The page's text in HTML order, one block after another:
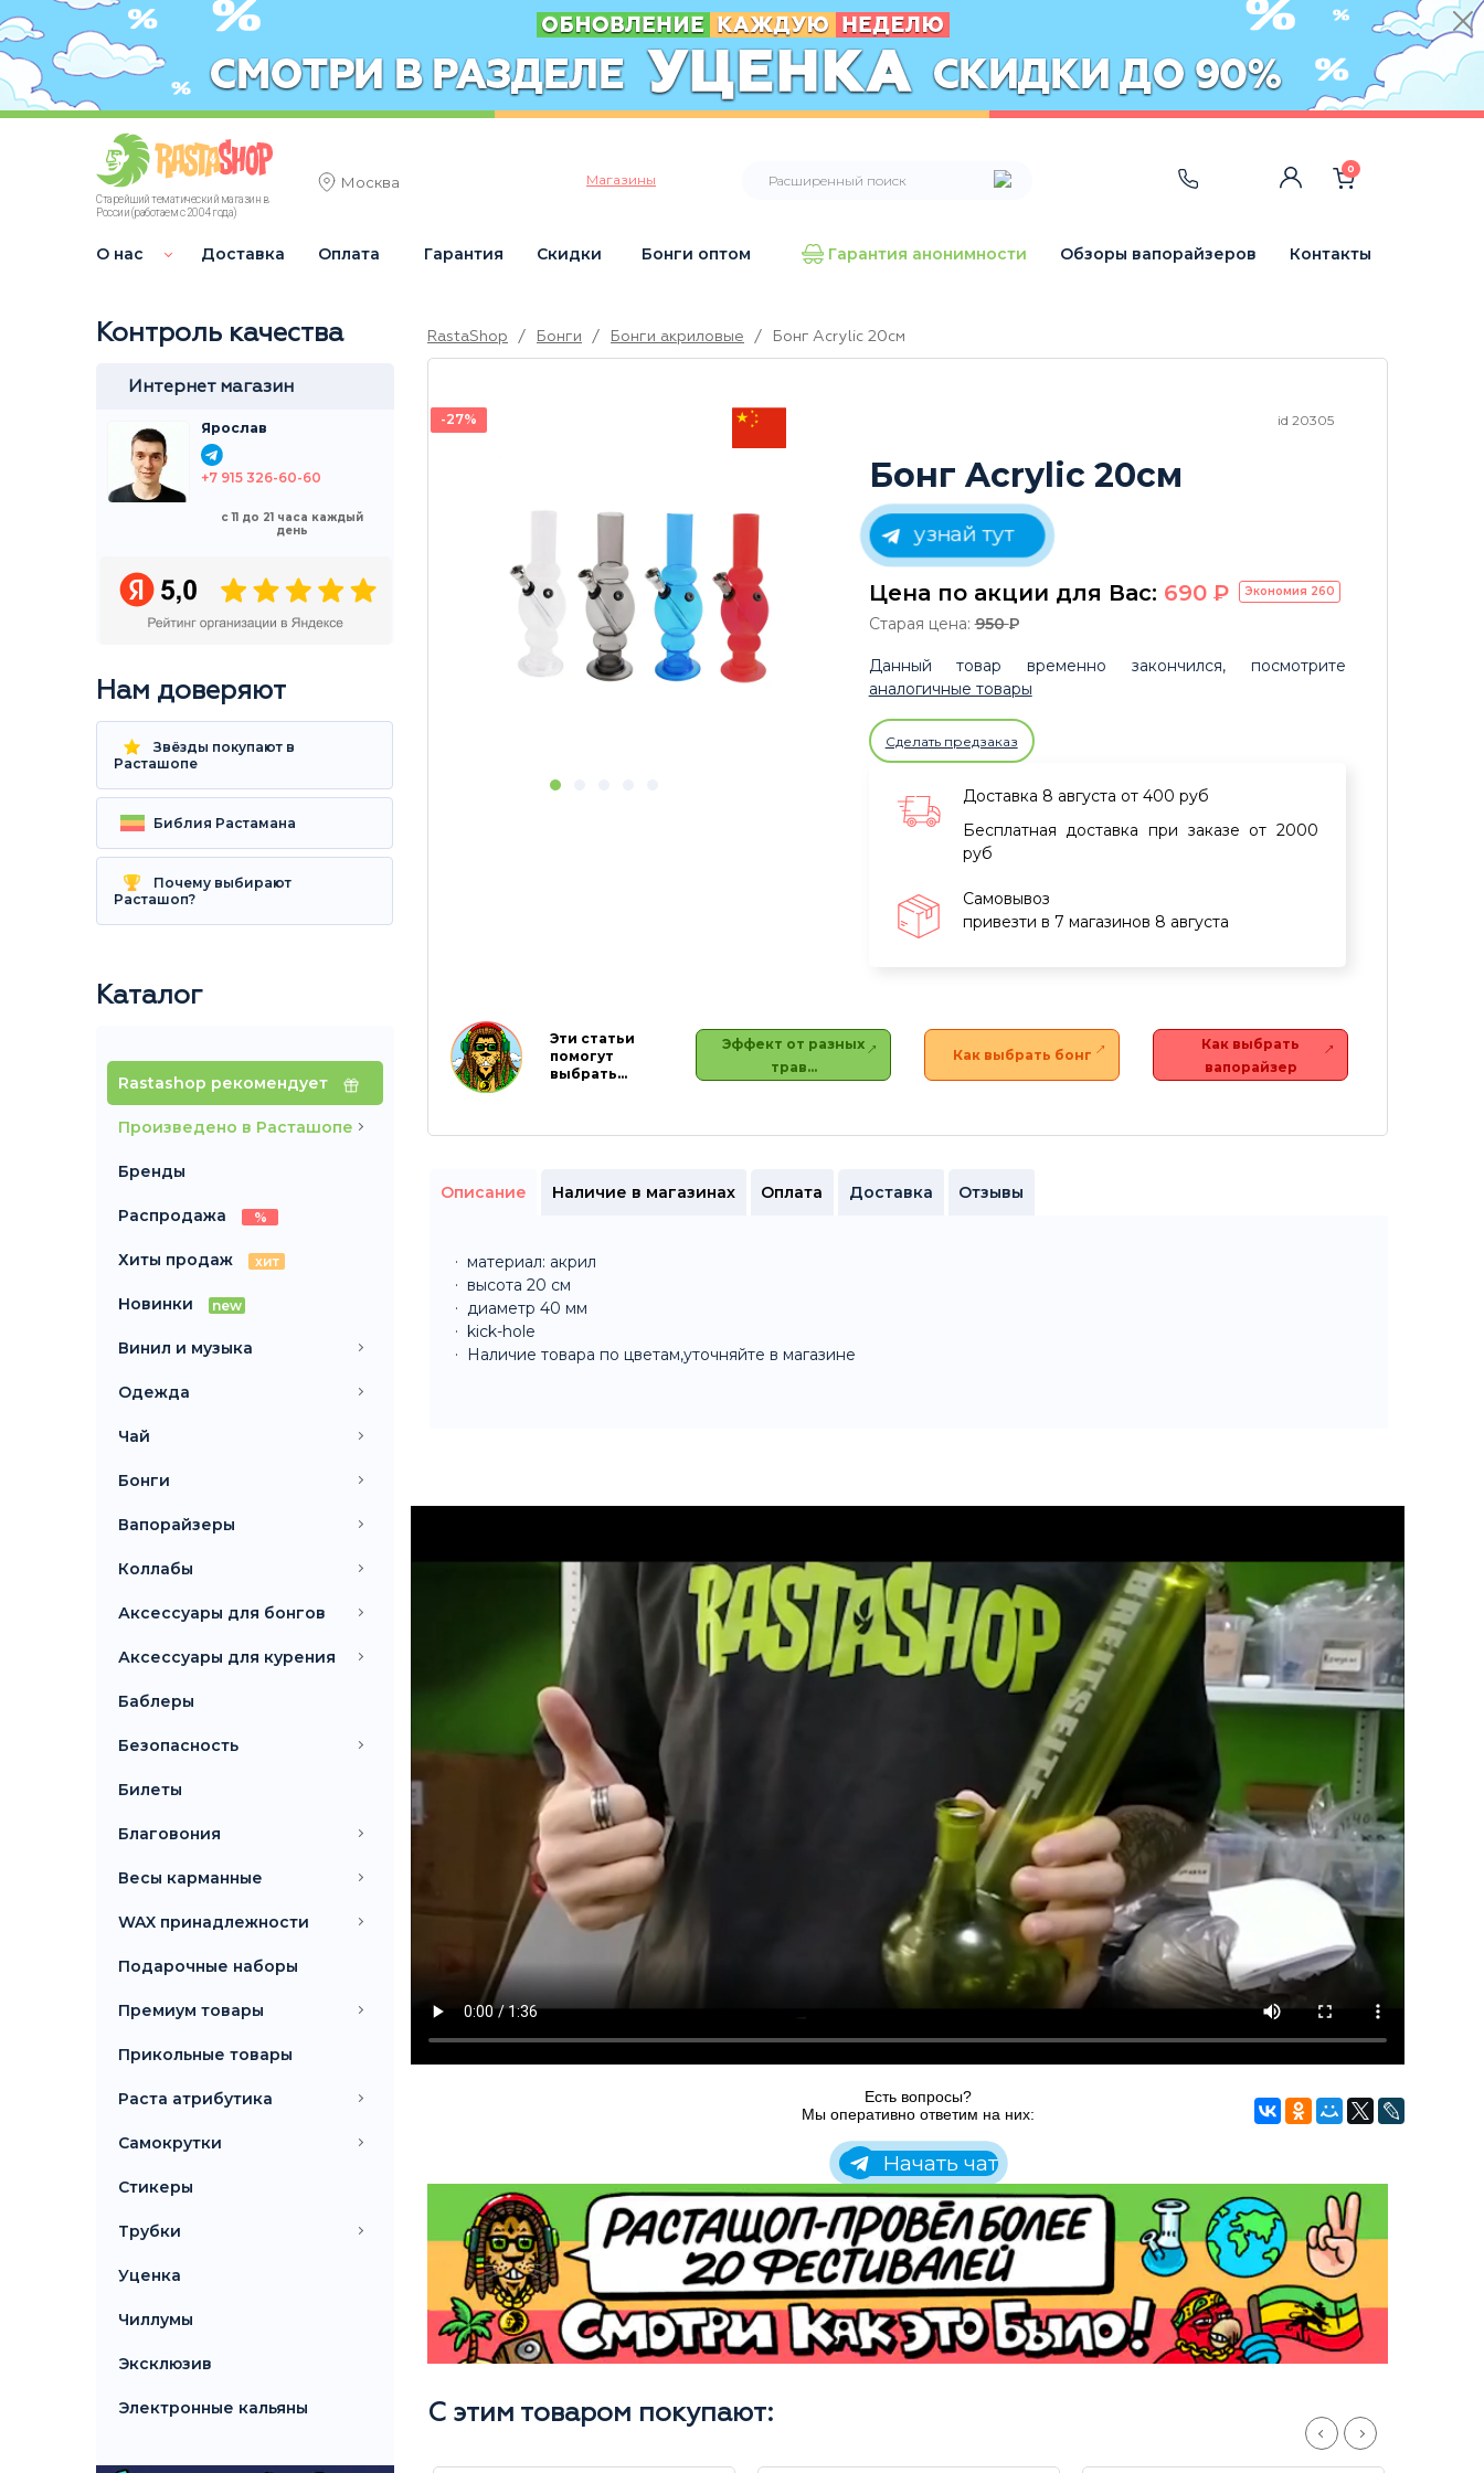
Старейший тематический магазин в
России (работаем с 2004 года)
Москва Магазины
0
О нас Доставка Оплата Гарантия Скидки Бонги оптом Гарантия анонимности Обзоры вапорайзеров Контакты
Контроль качества
Интернет магазин
Ярослав
+7 915 326-60-60
с 11 до 21 часа каждый
день
Нам доверяют
Звёзды покупают в
Расташопе
Библия Растамана
Почему выбирают
Расташоп?
Каталог
Rastashop рекомендует
Произведено в Расташопе
Бренды
Распродажа %
Хиты продаж хит
Новинки new
Винил и музыка
Одежда
Чай
Бонги
Вапорайзеры
Коллабы
Аксессуары для бонгов
Аксессуары для курения
Баблеры
Безопасность
Билеты
Благовония
Весы карманные
WAX принадлежности
Подарочные наборы
Премиум товары
Прикольные товары
Раста атрибутика
Самокрутки
Стикеры
Трубки
Уценка
Чиллумы
Эксклюзив
Электронные кальяны
RastaShop / Бонги / Бонги акриловые / Бонг Acrylic 20см
id 20305
-27%
Бонг Acrylic 20см
узнай тут
Цена по акции для Вас: 690 P Экономия 260
Старая цена:950P
Данный товар временно закончился, посмотрите
аналогичные товары
Сделать предзаказ
Доставка 8 августа от 400 руб
Бесплатная доставка при заказе от 2000
руб
Самовывоз
привезти в 7 магазинов 8 августа
Эти статьи
помогут
выбрать…
Эффект от разных
трав…
Как выбрать бонг
Как выбрать
вапорайзер
Описание
материал: акрил
высота 20 см
диаметр 40 мм
kick-hole
Наличие товара по цветам,уточняйте в магазине
Наличие в магазинах Оплата Доставка Отзывы
Есть вопросы?
Мы оперативно ответим на них:
Начать чат
С этим товаром покупают: